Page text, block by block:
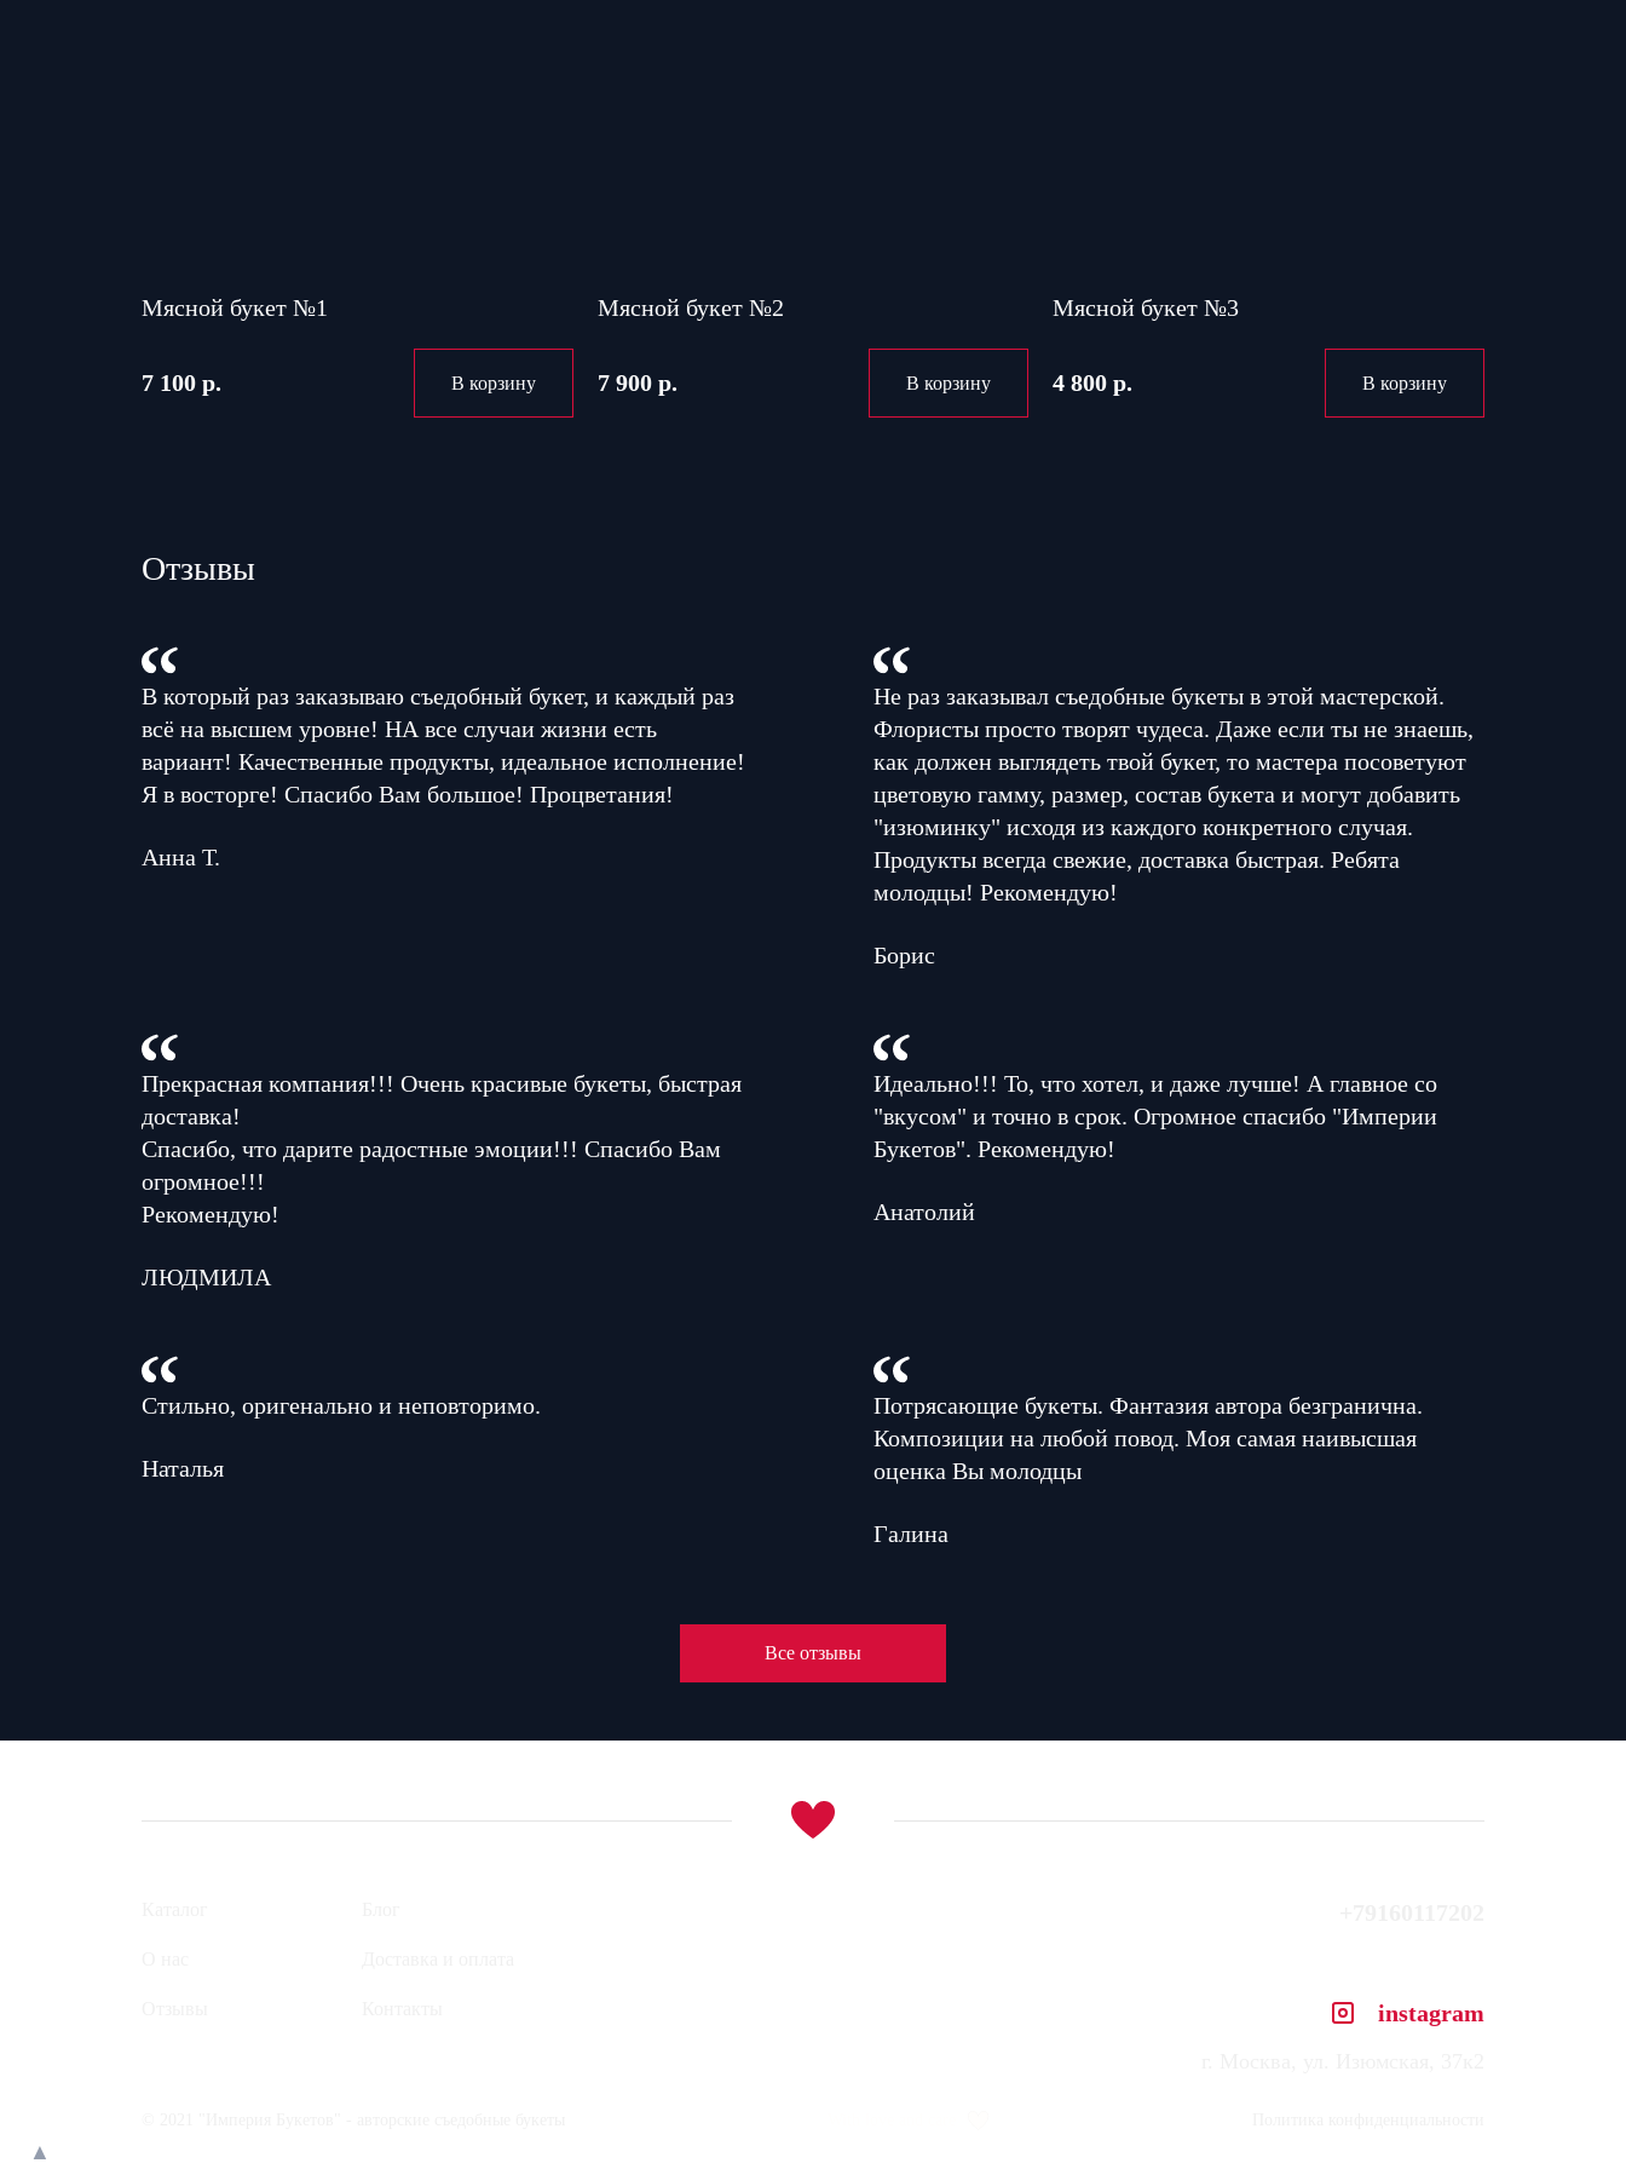
Мясной букет №1
7 100 р. В корзину
Мясной букет №2
7 900 р. В корзину
Мясной букет №3
4 800 р. В корзину
Отзывы
В который раз заказываю съедобный букет, и каждый раз
всё на высшем уровне! НА все случаи жизни есть
вариант! Качественные продукты, идеальное исполнение!
Я в восторге! Спасибо Вам большое! Процветания!
Анна Т.
Не раз заказывал съедобные букеты в этой мастерской.
Флористы просто творят чудеса. Даже если ты не знаешь,
как должен выглядеть твой букет, то мастера посоветуют
цветовую гамму, размер, состав букета и могут добавить
"изюминку" исходя из каждого конкретного случая.
Продукты всегда свежие, доставка быстрая. Ребята
молодцы! Рекомендую!
Борис
Прекрасная компания!!! Очень красивые букеты, быстрая
доставка!
Спасибо, что дарите радостные эмоции!!! Спасибо Вам
огромное!!!
Рекомендую!
ЛЮДМИЛА
Идеально!!! То, что хотел, и даже лучше! А главное со
"вкусом" и точно в срок. Огромное спасибо "Империи
Букетов". Рекомендую!
Анатолий
Стильно, оригенально и неповторимо.
Наталья
Потрясающие букеты. Фантазия автора безгранична.
Композиции на любой повод. Моя самая наивысшая
оценка Вы молодцы
Галина
Все отзывы
instagram
▲